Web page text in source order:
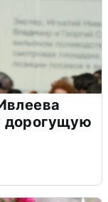
дорогущую